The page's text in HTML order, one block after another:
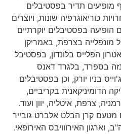
תדיר בפסטיבלים
כוריאוגרפיה שונות, ויוצרים
בפסטיבלים יוקרתיים
בצרפת, באמריקן
הפלייס בלונדון, בפסטיבל
בספרד, בלגרד דאנס
בניו יורק, וכן בפסטיבלים
הדומיניקאנית בקריביים,
צרפת, איטליה, יוון ועוד.
קרן הבלט אלברט גובייר
האירווויבס האירופאי.